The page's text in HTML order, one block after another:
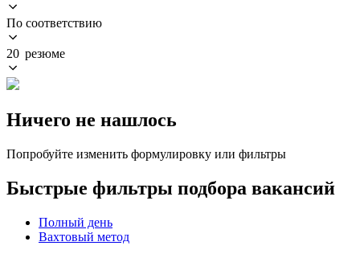
По соответствию
20 резюме
Ничего не нашлось
Попробуйте изменить формулировку или фильтры
Быстрые фильтры подбора вакансий
Полный день
Вахтовый метод